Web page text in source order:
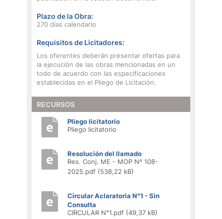
Plazo de la Obra:
270 días calendario
Requisitos de Licitadores:
Los oferentes deberán presentar ofertas para
la ejecución de las obras mencionadas en un
todo de acuerdo con las especificaciones
establecidas en el Pliego de Licitación.
RECURSOS
Pliego licitatorio
Pliego licitatorio
Resolución del llamado
Res. Conj. ME - MOP Nº 108-
2025.pdf (538,22 kB)
Circular Aclaratoria N°1 - Sin
Consulta
CIRCULAR N°1.pdf (49,37 kB)